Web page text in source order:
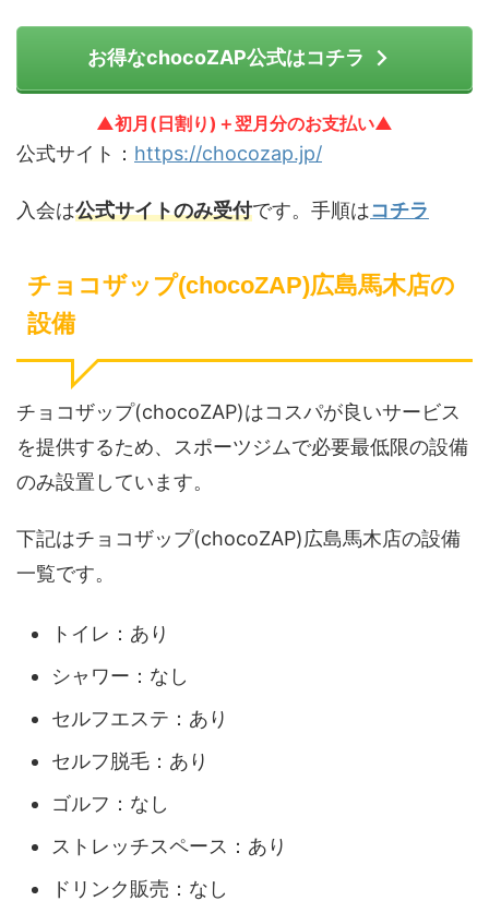
お得なchocoZAP公式はコチラ
▲初月(日割り)＋翌月分のお支払い▲
公式サイト： https://chocozap.jp/
入会は公式サイトのみ受付です。手順はコチラ
チョコザップ(chocoZAP)広島馬木店の
設備
チョコザップ(chocoZAP)はコスパが良いサービス
を提供するため、スポーツジムで必要最低限の設備
のみ設置しています。
下記はチョコザップ(chocoZAP)広島馬木店の設備
一覧です。
トイレ：あり
シャワー：なし
セルフエステ：あり
セルフ脱毛：あり
ゴルフ：なし
ストレッチスペース：あり
ドリンク販売：なし